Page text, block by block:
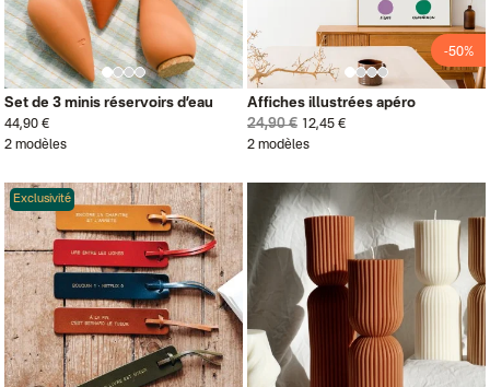
Set de 3 minis réservoirs d’eau
44,90 €
2 modèles
-50%
Affiches illustrées apéro
24,90 € 12,45 €
2 modèles
Exclusivité